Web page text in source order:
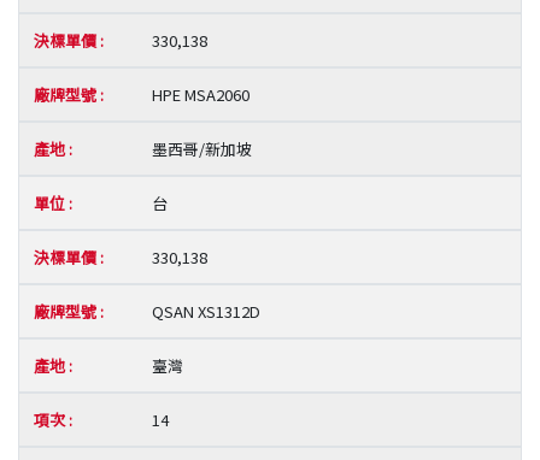
330,138
HPE MSA2060
墨西哥/新加坡
台
330,138
QSAN XS1312D
臺灣
14